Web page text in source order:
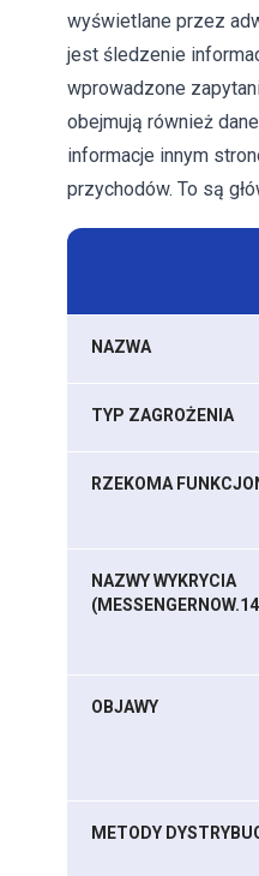
wyświetlane przez
jest śledzenie
wprowadzone
obejmują również
informacje innym
przychodów. To są
NAZWA
TYP ZAGROŻENIA
RZEKOMA
NAZWY WYKRYCIA
OBJAWY
METODY